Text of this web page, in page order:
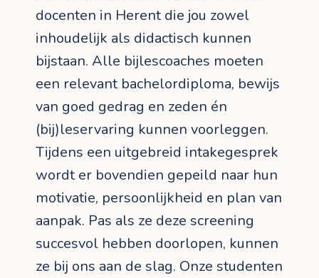
docenten in Herent die jou zowel
inhoudelijk als didactisch kunnen
bijstaan. Alle bijlescoaches moeten
een relevant bachelordiploma, bewijs
van goed gedrag en zeden én
(bij)leservaring kunnen voorleggen.
Tijdens een uitgebreid intakegesprek
wordt er bovendien gepeild naar hun
motivatie, persoonlijkheid en plan van
aanpak. Pas als ze deze screening
succesvol hebben doorlopen, kunnen
ze bij ons aan de slag. Onze studenten